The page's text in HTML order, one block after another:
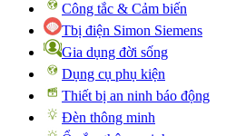
Công tắc & Cảm biến
Tbị điện Simon Siemens
Gia dụng đời sống
Dụng cụ phụ kiện
Thiết bị an ninh báo động
Đèn thông minh